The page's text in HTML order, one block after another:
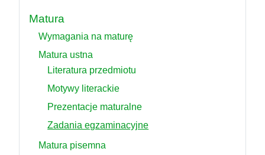
Matura
Wymagania na maturę
Matura ustna
Literatura przedmiotu
Motywy literackie
Prezentacje maturalne
Zadania egzaminacyjne
Matura pisemna